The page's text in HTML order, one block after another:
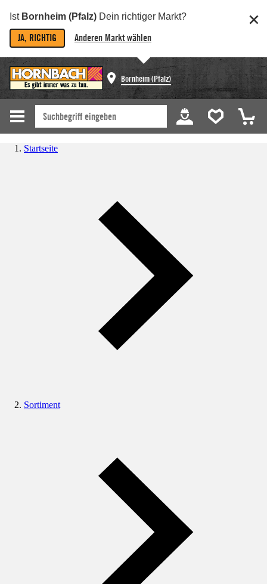
Ist Bornheim (Pfalz) Dein richtiger Markt?
JA, RICHTIG Anderen Markt wählen
Bornheim (Pfalz)
Startseite
Sortiment